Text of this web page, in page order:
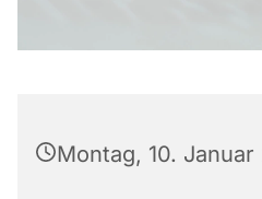
Montag, 10.